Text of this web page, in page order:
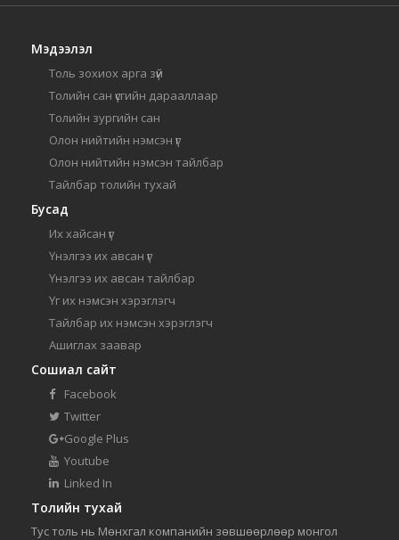
Мэдээлэл
Толь зохиох арга зүй
Толийн сан үсгийн дарааллаар
Толийн зургийн сан
Олон нийтийн нэмсэн үг
Олон нийтийн нэмсэн тайлбар
Тайлбар толийн тухай
Бусад
Их хайсан үг
Үнэлгээ их авсан үг
Үнэлгээ их авсан тайлбар
Үг их нэмсэн хэрэглэгч
Тайлбар их нэмсэн хэрэглэгч
Ашиглах заавар
Сошиал сайт
Facebook
Twitter
Google Plus
Youtube
Linked In
Толийн тухай
Тус толь нь Мөнхгал компанийн зөвшөөрлөөр монгол